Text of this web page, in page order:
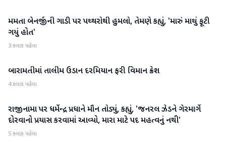
રાષ્ટ્રીય
મમતા બેનર્જીની ગાડી પર પથ્થરોથી હુમલો, તેમણે કહ્યું, 'મારું માથું ફૂટી
ગયું હોત'
3 કલાક પહેલા
રાષ્ટ્રીય
બારામતીમાં તાલીમ ઉડાન દરમિયાન ફરી વિમાન ક્રેશ
4 કલાક પહેલા
રાષ્ટ્રીય
રાજીનામા પર ધર્મેન્દ્ર પ્રધાને મૌન તોડ્યું, કહ્યું, 'જનરલ ઝેડને ગેરમાર્ગે
દોરવાનો પ્રયાસ કરવામાં આવ્યો, મારા માટે પદ મહત્વનું નથી'
5 કલાક પહેલા